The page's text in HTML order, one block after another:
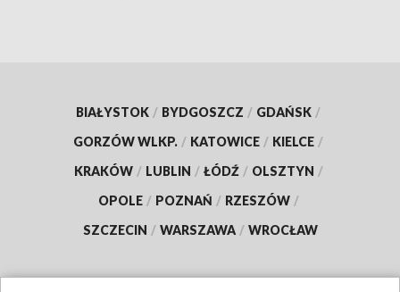
BIAŁYSTOK / BYDGOSZCZ / GDAŃSK /
GORZÓW WLKP. / KATOWICE / KIELCE /
KRAKÓW / LUBLIN / ŁÓDŹ / OLSZTYN /
OPOLE / POZNAŃ / RZESZÓW /
SZCZECIN / WARSZAWA / WROCŁAW